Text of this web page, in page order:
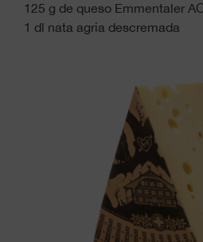
125 g de queso Emmentaler
1 dl nata agria descremada